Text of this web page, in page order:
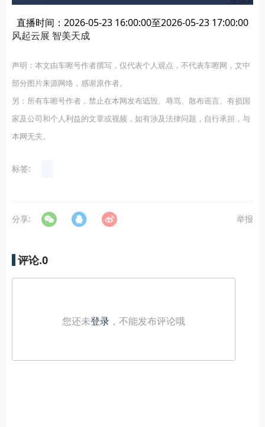
直播时间：2026-05-23 16:00:00至2026-05-23 17:00:00
风起云展 智美天成
声明：本文由车嚓号作者撰写，仅代表个人观点，不代表车嚓网，文中
部分图片来源网络，感谢原作者。
另：所有车嚓号作者，禁止在本网发布诋毁、辱骂、散布谣言、有损国
家及公司和个人利益的文章或视频，如有涉及法律问题，自行承担，与
本网无关。
标签:
分享: 举报
评论.0
您还未登录 ，不能发布评论哦